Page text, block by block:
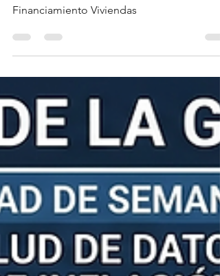
ingresos.
Financiamiento Viviendas